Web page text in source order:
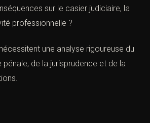
sur le casier judiciaire, la
professionnelle ?
une analyse rigoureuse
pénale, de la jurisprudence et de